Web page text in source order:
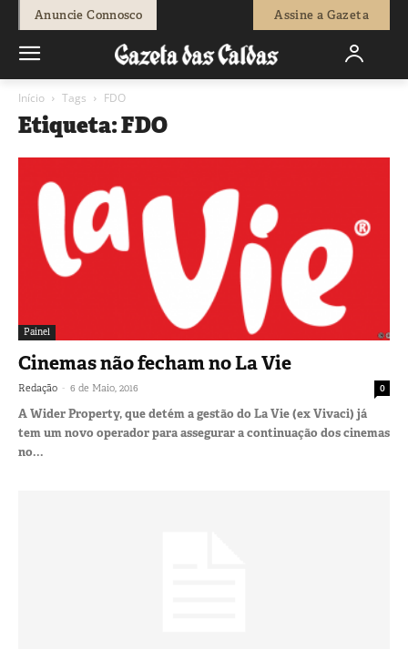
Anuncie Connosco Assine a Gazeta
Início Tags FDO
Etiqueta: FDO
Painel
Cinemas não fecham no La Vie
Redação - 6 de Maio, 2016 0
A Wider Property, que detém a gestão do La Vie (ex Vivaci) já
tem um novo operador para assegurar a continuação dos cinemas
no...